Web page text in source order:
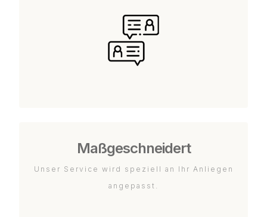
Maßgeschneidert
Unser Service wird speziell an Ihr Anliegen
angepasst.